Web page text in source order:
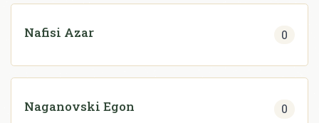
Nafisi Azar 0
Naganovski Egon 0